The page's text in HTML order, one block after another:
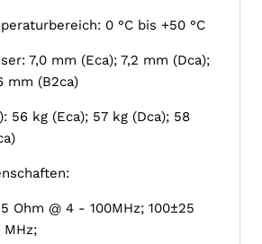
0 °C bis +50 °C
7,0 mm (Eca); 7,2 mm (Dca);
mm (B2ca)
56 kg (Eca); 57 kg (Dca); 58
Ohm @ 4 - 100MHz; 100±25
MHz;